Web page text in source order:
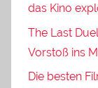
das Kino
The Last
Vorstoß ins
Die besten